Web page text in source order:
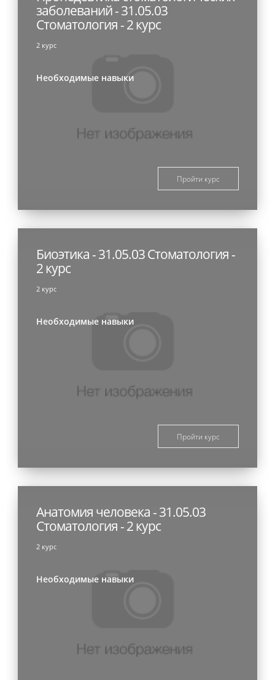
заболеваний - 31.05.03
Стоматология - 2 курс
2 курс
Необходимые навыки
Пройти курс
Биоэтика - 31.05.03 Стоматология -
2 курс
2 курс
Необходимые навыки
Пройти курс
Анатомия человека - 31.05.03
Стоматология - 2 курс
2 курс
Необходимые навыки